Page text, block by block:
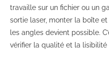
travaille sur un fichier ou un
sortie laser, monter la boîte
les angles devient possible.
vérifier la qualité et la lisibilité